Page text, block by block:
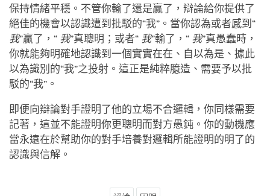
保持情緒平穩。不管你輸了還是贏了，辯論給你提供了
絕佳的機會以認識遭到批駁的“我”。當你認為或者感到“
我”贏了，“ 我”真聰明；或者“ 我”輸了，“ 我”真愚蠢時，
你就能夠明確地認識到一個實實在在、自以為是、據此
以為識別的“我”之投射。這正是純粹臆造、需要予以批
駁的“我”。
即便向辯論對手證明了他的立場不合邏輯，你同樣需要
記著，這並不能證明你更聰明而對方愚鈍。你的動機應
當永遠在於幫助你的對手培養對邏輯所能證明的明了的
認識與信解。